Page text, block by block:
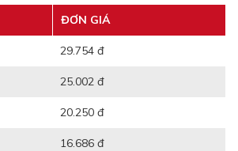
ĐƠN GIÁ
29.754 đ
25.002 đ
20.250 đ
16.686 đ